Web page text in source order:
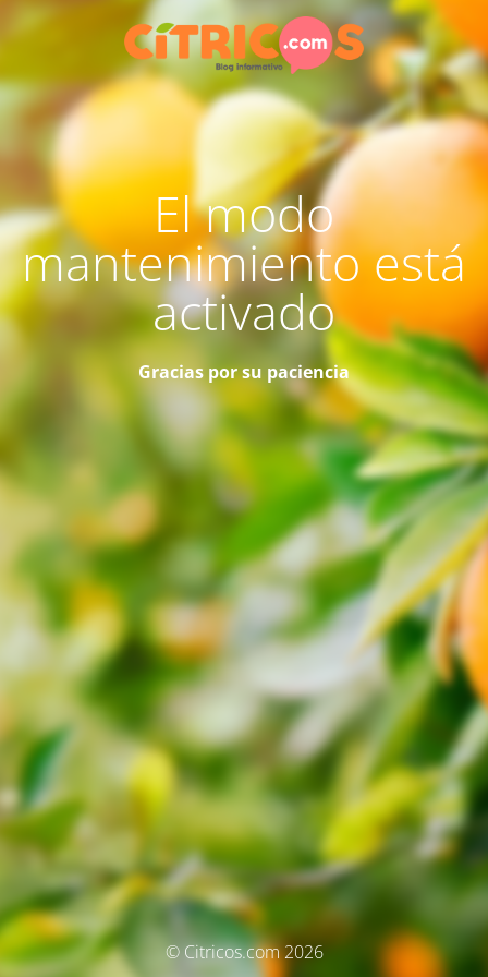
El modo
mantenimiento está
activado
Gracias por su paciencia
© Citricos.com 2026